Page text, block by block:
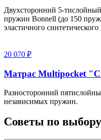
Двухсторонний 5-
пружин Bonnell (до 150
эластичного
20 070 ₽
Матрас Multipocket
Разносторонний
независимых пружин.
Советы по